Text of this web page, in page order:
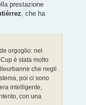
prestazione
, che ha
orgoglio: nel
è stata molto
che negli
poi ci sono
intelligente,
con una